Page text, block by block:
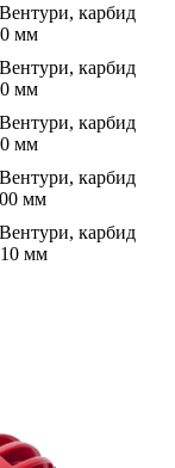
карбид
мм
карбид
мм
карбид
мм
карбид
мм
карбид
мм